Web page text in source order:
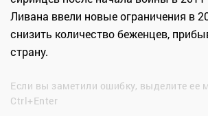
Ливана ввели новые ограничения в
снизить количество беженцев,
страну.
Если вы заметили ошибку, выделите
Ctrl+Enter